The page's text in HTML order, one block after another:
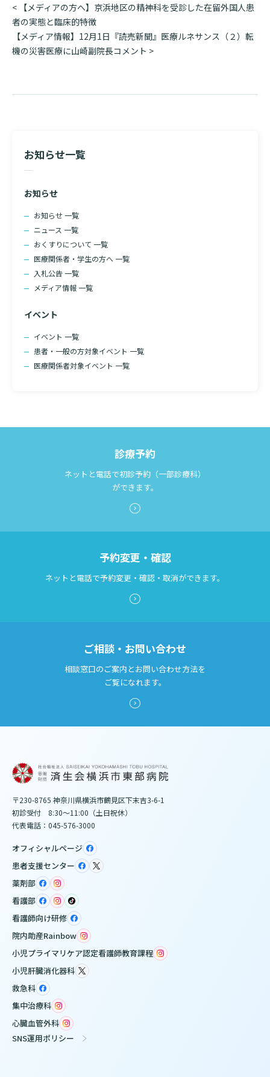
研究・業績
特長
広報誌「とーぶたいむ」
ご面会について
院内施設のご案内
LINEサービスについて
無料低額診療のご案内
東部病院の就労支援サービス
診断書等文書のお申込みについて
連携登録医療機関一覧
訪問看護指示書について
臨床研究センターのご紹介
クラウドファンディング
取材の申し込み
投
稿
ナ
ビ
シ
< 【メディアの方へ】京浜地区の精神科を受診した在留外国人患
者の実態と臨床的特徴
【メディア情報】12月1日『読売新聞』医療ルネサンス（２）転
機の災害医療に山崎副院長コメント >
お知らせ一覧
お知らせ
お知らせ 一覧
ニュース 一覧
おくすりについて 一覧
医療関係者・学生の方へ 一覧
入札公告 一覧
メディア情報 一覧
イベント
イベント 一覧
患者・一般の方対象イベント 一覧
医療関係者対象イベント 一覧
診療予約
ネットと電話で初診予約（一部診療科）
ができます。
予約変更・確認
ネットと電話で予約変更・確認・取消ができます。
ご相談・お問い合わせ
相談窓口のご案内とお問い合わせ方法を
ご覧になれます。
〒230-8765 神奈川県横浜市鶴見区下末吉3-6-1
初診受付 8:30～11:00（土日祝休）
代表電話：045-576-3000
オフィシャルページ
患者支援センター
薬剤部
看護部
看護師向け研修
院内助産Rainbow
小児プライマリケア認定看護師教育課程
小児肝臓消化器科
救急科
集中治療科
心臓血管外科
SNS運用ポリシー